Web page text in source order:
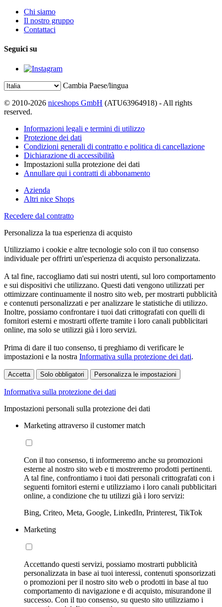
Chi siamo
Il nostro gruppo
Contattaci
Seguici su
Cambia Paese/lingua
© 2010-2026 niceshops GmbH (ATU63964918) - All rights
reserved.
Informazioni legali e termini di utilizzo
Protezione dei dati
Condizioni generali di contratto e politica di cancellazione
Dichiarazione di accessibilità
Impostazioni sulla protezione dei dati
Annullare qui i contratti di abbonamento
Azienda
Altri nice Shops
Recedere dal contratto
Personalizza la tua esperienza di acquisto
Utilizziamo i cookie e altre tecnologie solo con il tuo consenso
individuale per offrirti un'esperienza di acquisto personalizzata.
A tal fine, raccogliamo dati sui nostri utenti, sul loro comportamento
e sui dispositivi che utilizzano. Questi dati vengono utilizzati per
ottimizzare continuamente il nostro sito web, per mostrarti pubblicità
e contenuti personalizzati e per analizzare le statistiche di utilizzo.
Inoltre, possiamo confrontare i tuoi dati crittografati con quelli di
fornitori esterni e mostrarti offerte tramite i loro canali pubblicitari
online, ma solo se utilizzi già i loro servizi.
Prima di dare il tuo consenso, ti preghiamo di verificare le
impostazioni e la nostra Informativa sulla protezione dei dati.
Accetta Solo obbligatori Personalizza le impostazioni
Informativa sulla protezione dei dati
Impostazioni personali sulla protezione dei dati
Marketing attraverso il customer match
Con il tuo consenso, ti informeremo anche su promozioni
esterne al nostro sito web e ti mostreremo prodotti pertinenti.
A tal fine, confrontiamo i tuoi dati personali crittografati con i
seguenti fornitori esterni e utilizziamo i loro canali pubblicitari
online, a condizione che tu utilizzi già i loro servizi:
Bing, Criteo, Meta, Google, LinkedIn, Printerest, TikTok
Marketing
Accettando questi servizi, possiamo mostrarti pubblicità
personalizzata in base ai tuoi interessi, contenuti sponsorizzati
o promozioni per il nostro sito web o prodotti in base al tuo
comportamento di navigazione e di acquisto, misurandone il
successo. Con il tuo consenso, su questo sito utilizziamo i